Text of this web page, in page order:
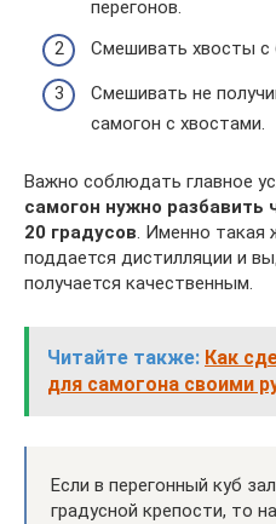
перегонов.
Смешивать хвосты с
Смешивать не
самогон с хвостами.
Важно соблюдать главное
самогон нужно разбавить
20 градусов. Именно такая
поддается дистилляции и
получается качественным.
Читайте также: Как
для самогона своими
Если в перегонный куб
градусной крепости, то